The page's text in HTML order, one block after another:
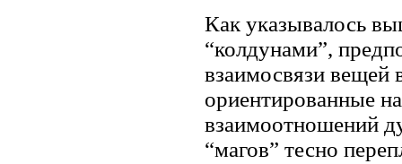
Как указывалось
“колдунами”,
взаимосвязи вещей
ориентированные
взаимоотношений
“магов” тесно